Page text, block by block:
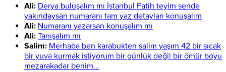
Ali: Derya buluşalım mı İstanbul Fatih teyim sende
yakındaysan numaranı tam yaz detayları konuşalım
Ali: Numaranı yazarsan konuşalım mı
Ali: Tanışalım mı
Salim: Merhaba ben karabukten salim yaşım 42 bir sıcak
bir yuva kurmak istiyorum bir günlük değil bir ömür boyu
mezarakadar benim...